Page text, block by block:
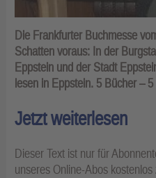
Die Frankfurter Buchmesse
Schatten voraus: In der
Eppstein und der Stadt
lesen in Eppstein. 5 Bücher –
Jetzt weiterlesen
Dieser Text ist nur für
unseres Online-Abos kostenlos